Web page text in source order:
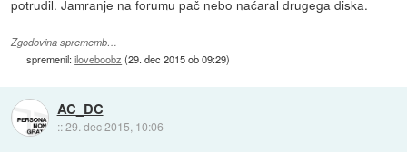
potrudil. Jamranje na forumu pač nebo naćaral drugega diska.
Zgodovina sprememb…
spremenil:iloveboobz (29. dec 2015 ob 09:29)
AC_DC
::29. dec 2015, 10:06